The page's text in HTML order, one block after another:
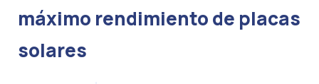
máximo rendimiento de placas
solares